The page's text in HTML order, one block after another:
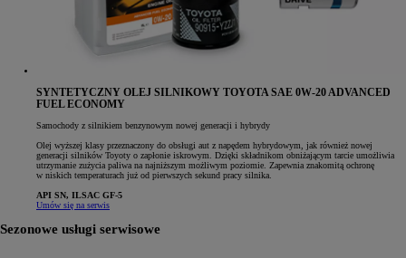
SYNTETYCZNY OLEJ SILNIKOWY TOYOTA SAE 0W-20 ADVANCED
FUEL ECONOMY
Samochody z silnikiem benzynowym nowej generacji i hybrydy
Olej wyższej klasy przeznaczony do obsługi aut z napędem hybrydowym, jak również nowej
generacji silników Toyoty o zapłonie iskrowym. Dzięki składnikom obniżającym tarcie umożliwia
utrzymanie zużycia paliwa na najniższym możliwym poziomie. Zapewnia znakomitą ochronę
w niskich temperaturach już od pierwszych sekund pracy silnika.
API SN, ILSAC GF-5
Umów się na serwis
Sezonowe usługi serwisowe